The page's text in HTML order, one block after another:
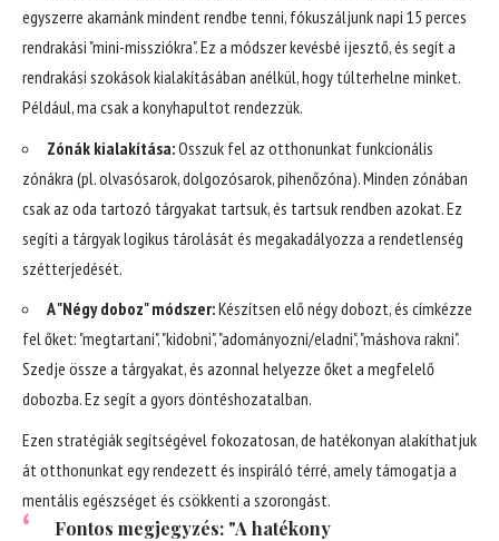
egyszerre akarnánk mindent rendbe tenni, fókuszáljunk napi 15 perces
rendrakási "mini-missziókra". Ez a módszer kevésbé ijesztő, és segít a
rendrakási szokások kialakításában anélkül, hogy túlterhelne minket.
Például, ma csak a konyhapultot rendezzük.
Zónák kialakítása:Osszuk fel az otthonunkat funkcionális
zónákra (pl. olvasósarok, dolgozósarok, pihenőzóna). Minden zónában
csak az oda tartozó tárgyakat tartsuk, és tartsuk rendben azokat. Ez
segíti a tárgyak logikus tárolását és megakadályozza a rendetlenség
szétterjedését.
A "Négy doboz" módszer:Készítsen elő négy dobozt, és címkézze
fel őket: "megtartani", "kidobni", "adományozni/eladni", "máshova rakni".
Szedje össze a tárgyakat, és azonnal helyezze őket a megfelelő
dobozba. Ez segít a gyors döntéshozatalban.
Ezen stratégiák segítségével fokozatosan, de hatékonyan alakíthatjuk
át otthonunkat egy rendezett és inspiráló térré, amely támogatja a
mentális egészséget és csökkenti a szorongást.
Fontos megjegyzés: "A hatékony